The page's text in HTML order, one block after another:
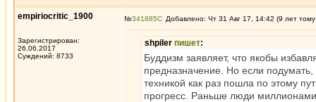
empiriocritic_1900
Зарегистрирован:
26.06.2017
Суждений: 8733
№341885 Добавлено: Чт 31 Авг 17, 14:42 (9 лет
shpiler пишет:
Буддизм заявляет, что якобы
предназначение. Но если
техникой как раз пошла по этому
прогресс. Раньше люди